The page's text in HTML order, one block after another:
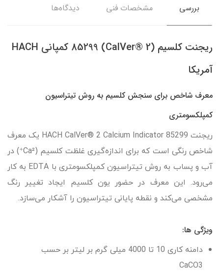
بررسی مشخصات فنی دیدگاه‌ها
ریجنت کلسیم (CalVer® 2) 85299 کمپانی HACH
آمریکا
معرف شاخص برای سنجش کلسیم به روش تیتراسیون
کمپلکسومتری
ریجنت HACH CalVer® 2 Calcium Indicator 85299 یک معرف
شاخص رنگی است که برای اندازه‌گیری غلظت کلسیم (Ca²⁺) در
آب و پساب به روش تیتراسیون کمپلکسومتری با EDTA به کار
می‌رود. این معرف در حضور یون کلسیم ایجاد تغییر رنگ
مشخصی می‌کند و نقطه پایانی تیتراسیون را آشکار می‌سازد.
ویژگی ها:
دامنه کاری 10 تا 4000 میلی گرم بر لیتر بر حسب
CaCO3